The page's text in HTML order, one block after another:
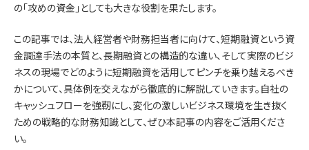
の「攻めの資金」としても大きな役割を果たします。
この記事では、法人経営者や財務担当者に向けて、短期融資という資
金調達手法の本質と、長期融資との構造的な違い、そして実際のビジ
ネスの現場でどのように短期融資を活用してピンチを乗り越えるべき
かについて、具体例を交えながら徹底的に解説していきます。自社の
キャッシュフローを強靭にし、変化の激しいビジネス環境を生き抜く
ための戦略的な財務知識として、ぜひ本記事の内容をご活用くださ
い。